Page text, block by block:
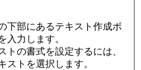
下部にあるテキスト作成ボ
入力します。
トの書式を設定するには、
ストを選択します。